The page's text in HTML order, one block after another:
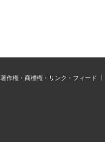
著作権・商標権・リンク・フィード